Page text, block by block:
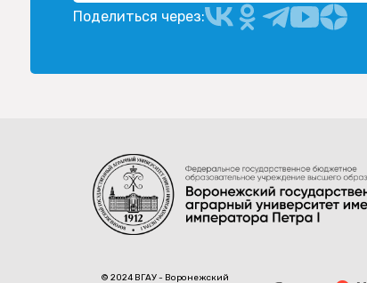
Поделиться через:
© 2024 ВГАУ - Воронежский